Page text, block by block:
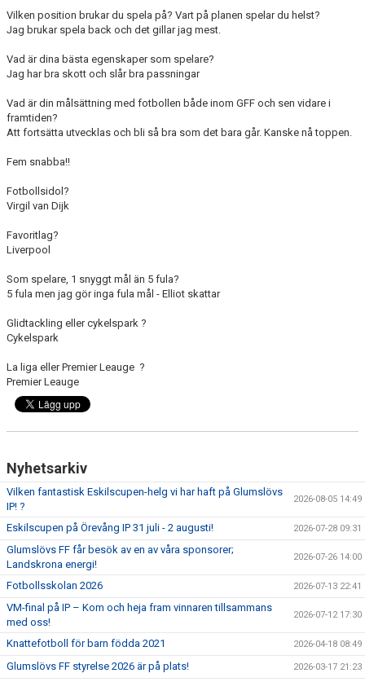
FOTBOLLSSKOLAN 2026
Vilken position brukar du spela på? Vart på planen spelar du helst?
Jag brukar spela back och det gillar jag mest.
Vad är dina bästa egenskaper som spelare?
Jag har bra skott och slår bra passningar
Vad är din målsättning med fotbollen både inom GFF och sen vidare i
framtiden?
Att fortsätta utvecklas och bli så bra som det bara går. Kanske nå toppen.
Fem snabba!!
Fotbollsidol?
Virgil van Dijk
Favoritlag?
Liverpool
Som spelare, 1 snyggt mål än 5 fula?
5 fula men jag gör inga fula mål - Elliot skattar
Glidtackling eller cykelspark ?
Cykelspark
La liga eller Premier Leauge ?
Premier Leauge
Nyhetsarkiv
Vilken fantastisk Eskilscupen-helg vi har haft på Glumslövs
IP! ?
2026-08-05 14:49
Eskilscupen på Örevång IP 31 juli - 2 augusti! 2026-07-28 09:31
Glumslövs FF får besök av en av våra sponsorer;
Landskrona energi!
2026-07-26 14:00
Fotbollsskolan 2026 2026-07-13 22:41
VM-final på IP – Kom och heja fram vinnaren tillsammans
med oss!
2026-07-12 17:30
Knattefotboll för barn födda 2021 2026-04-18 08:49
Glumslövs FF styrelse 2026 är på plats! 2026-03-17 21:23